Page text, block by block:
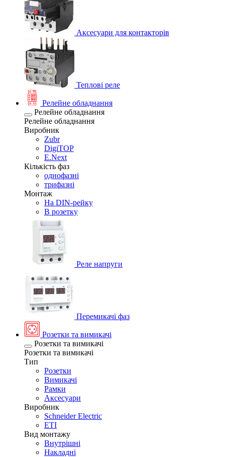
Аксесуари для контакторів
Теплові реле
Релейне обладнання
Релейне обладнання
Релейне обладнання
Виробник
Zubr
DigiTOP
E.Next
Кількість фаз
однофазні
трифазні
Монтаж
На DIN-рейку
В розетку
Реле напруги
Перемикачі фаз
Розетки та вимикачі
Розетки та вимикачі
Розетки та вимикачі
Тип
Розетки
Вимикачі
Рамки
Аксесуари
Виробник
Schneider Electric
ETI
Вид монтажу
Внутрішні
Накладні